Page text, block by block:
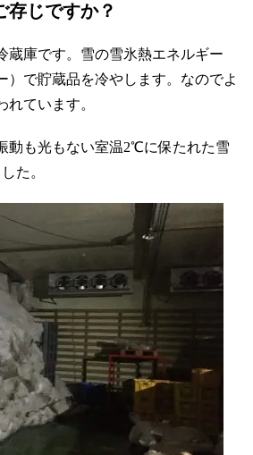
存じですか？
蔵庫です。雪の雪氷熱エネルギー
）で貯蔵品を冷やします。なのでよ
れています。
動も光もない室温2℃に保たれた雪
た。